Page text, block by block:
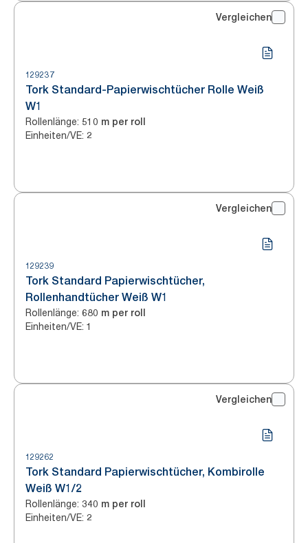
Vergleichen
129237
Tork Standard-Papierwischtücher Rolle Weiß
W1
Rollenlänge: 510 m per roll
Einheiten/VE: 2
Vergleichen
129239
Tork Standard Papierwischtücher,
Rollenhandtücher Weiß W1
Rollenlänge: 680 m per roll
Einheiten/VE: 1
Vergleichen
129262
Tork Standard Papierwischtücher, Kombirolle
Weiß W1/2
Rollenlänge: 340 m per roll
Einheiten/VE: 2